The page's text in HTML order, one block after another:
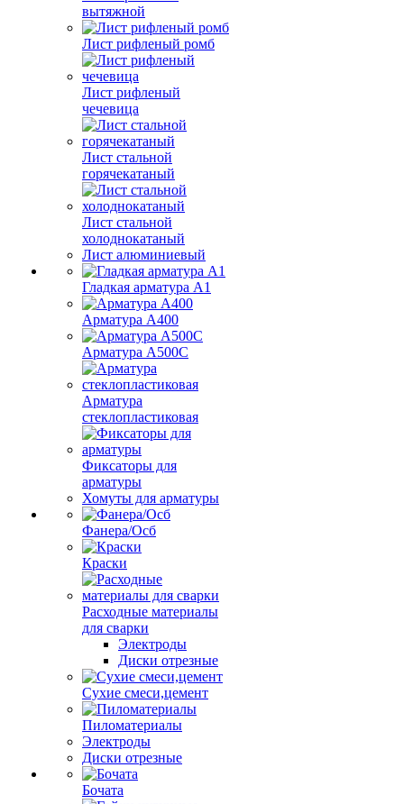
вытяжной
Лист рифленый ромб
Лист рифленый
чечевица
Лист стальной
горячекатаный
Лист стальной
холоднокатаный
Лист алюминиевый
Гладкая арматура А1
Арматура А400
Арматура A500C
Арматура
стеклопластиковая
Фиксаторы для
арматуры
Хомуты для арматуры
Фанера/Осб
Краски
Расходные материалы
для сварки
Электроды
Диски отрезные
Сухие смеси,цемент
Пиломатериалы
Электроды
Диски отрезные
Бочата